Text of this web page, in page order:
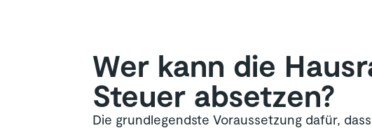
Wer kann die
Steuer absetzen?
Die grundlegendste Voraussetzung dafür,